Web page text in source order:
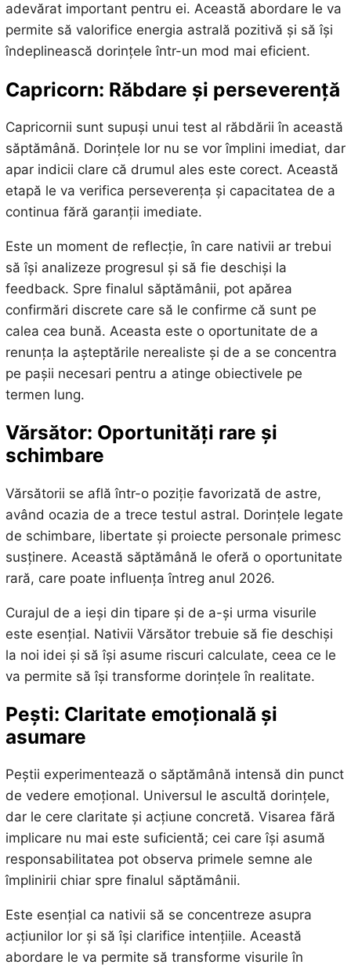
adevărat important pentru ei. Această abordare le va
permite să valorifice energia astrală pozitivă și să își
îndeplinească dorințele într-un mod mai eficient.
Capricorn: Răbdare și perseverență
Capricornii sunt supuși unui test al răbdării în această
săptămână. Dorințele lor nu se vor împlini imediat, dar
apar indicii clare că drumul ales este corect. Această
etapă le va verifica perseverența și capacitatea de a
continua fără garanții imediate.
Este un moment de reflecție, în care nativii ar trebui
să își analizeze progresul și să fie deschiși la
feedback. Spre finalul săptămânii, pot apărea
confirmări discrete care să le confirme că sunt pe
calea cea bună. Aceasta este o oportunitate de a
renunța la așteptările nerealiste și de a se concentra
pe pașii necesari pentru a atinge obiectivele pe
termen lung.
Vărsător: Oportunități rare și
schimbare
Vărsătorii se află într-o poziție favorizată de astre,
având ocazia de a trece testul astral. Dorințele legate
de schimbare, libertate și proiecte personale primesc
susținere. Această săptămână le oferă o oportunitate
rară, care poate influența întreg anul 2026.
Curajul de a ieși din tipare și de a-și urma visurile
este esențial. Nativii Vărsător trebuie să fie deschiși
la noi idei și să își asume riscuri calculate, ceea ce le
va permite să își transforme dorințele în realitate.
Pești: Claritate emoțională și
asumare
Peștii experimentează o săptămână intensă din punct
de vedere emoțional. Universul le ascultă dorințele,
dar le cere claritate și acțiune concretă. Visarea fără
implicare nu mai este suficientă; cei care își asumă
responsabilitatea pot observa primele semne ale
împlinirii chiar spre finalul săptămânii.
Este esențial ca nativii să se concentreze asupra
acțiunilor lor și să își clarifice intențiile. Această
abordare le va permite să transforme visurile în